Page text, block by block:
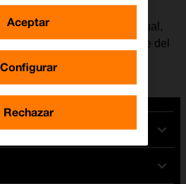
seleccionar una red
una red de forma manual,
pierda la conexión si se sale del
seleccionada.
Configurar
Rechazar
Aceptar